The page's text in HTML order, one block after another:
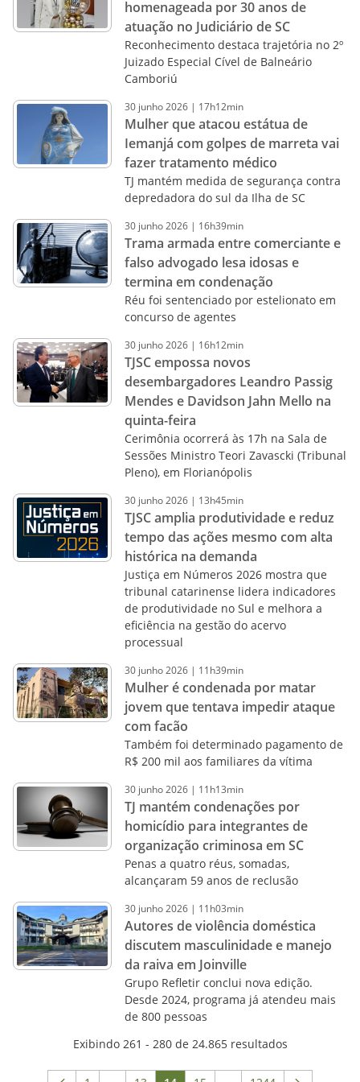
homenageada por 30 anos de
atuação no Judiciário de SC
Reconhecimento destaca trajetória no 2º
Juizado Especial Cível de Balneário
Camboriú
30 junho2026 | 17h12min
Mulher que atacou estátua de
Iemanjá com golpes de marreta vai
fazer tratamento médico
TJ mantém medida de segurança contra
depredadora do sul da Ilha de SC
30 junho2026 | 16h39min
Trama armada entre comerciante e
falso advogado lesa idosas e
termina em condenação
Réu foi sentenciado por estelionato em
concurso de agentes
30 junho2026 | 16h12min
TJSC empossa novos
desembargadores Leandro Passig
Mendes e Davidson Jahn Mello na
quinta-feira
Cerimônia ocorrerá às 17h na Sala de
Sessões Ministro Teori Zavascki (Tribunal
Pleno), em Florianópolis
30 junho2026 | 13h45min
TJSC amplia produtividade e reduz
tempo das ações mesmo com alta
histórica na demanda
Justiça em Números 2026 mostra que
tribunal catarinense lidera indicadores
de produtividade no Sul e melhora a
eficiência na gestão do acervo
processual
30 junho2026 | 11h39min
Mulher é condenada por matar
jovem que tentava impedir ataque
com facão
Também foi determinado pagamento de
R$ 200 mil aos familiares da vítima
30 junho2026 | 11h13min
TJ mantém condenações por
homicídio para integrantes de
organização criminosa em SC
Penas a quatro réus, somadas,
alcançaram 59 anos de reclusão
30 junho2026 | 11h03min
Autores de violência doméstica
discutem masculinidade e manejo
da raiva em Joinville
Grupo Refletir conclui nova edição.
Desde 2024, programa já atendeu mais
de 800 pessoas
Exibindo 261 - 280 de 24.865 resultados